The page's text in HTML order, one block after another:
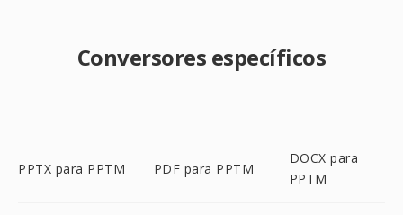
Conversores específicos
PPTX para PPTM PDF para PPTM
DOCX para
PPTM